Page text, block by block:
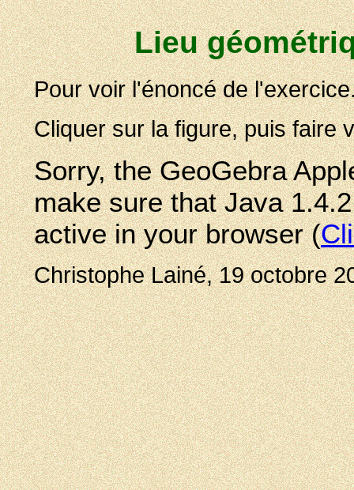
Lieu
Pour voir l'énoncé de
Cliquer sur la figure, puis faire
Sorry, the GeoGebra
make sure that Java
active in your browser (
Christophe Lainé, 19 octobre